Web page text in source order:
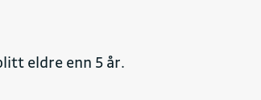
eldre enn 5 år.